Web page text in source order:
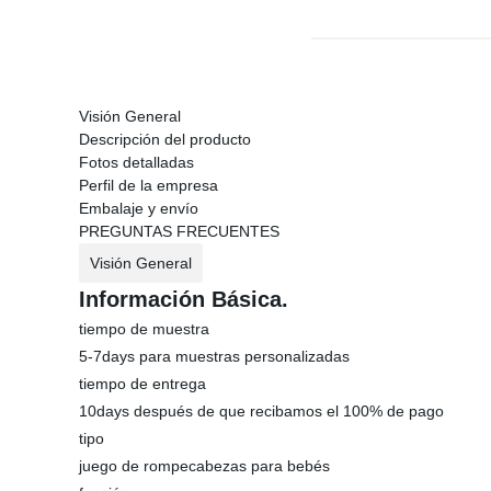
Visión General
Descripción del producto
Fotos detalladas
Perfil de la empresa
Embalaje y envío
PREGUNTAS FRECUENTES
Visión General
Información Básica.
tiempo de muestra
5-7days para muestras personalizadas
tiempo de entrega
10days después de que recibamos el 100% de pago
tipo
juego de rompecabezas para bebés